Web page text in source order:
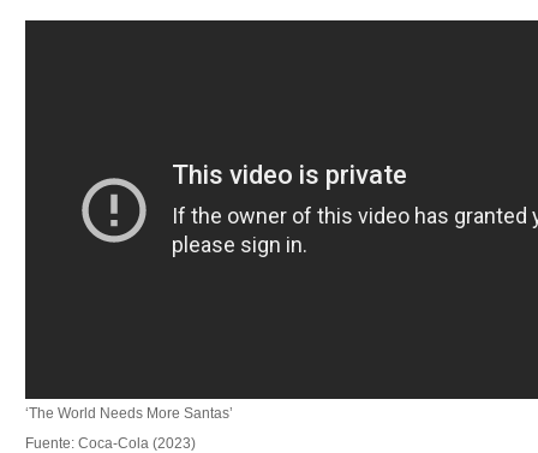
‘The World Needs More Santas’
Fuente: Coca-Cola (2023)